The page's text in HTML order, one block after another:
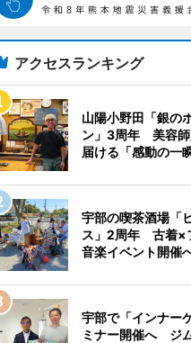
アクセスランキング
山陽小野田「銀の
ン」3周年 美容師
届ける「感動の一
宇部の喫茶酒場「
ス」2周年 古着×
音楽イベント開催
宇部で「インナー
ミナー開催へ ジ